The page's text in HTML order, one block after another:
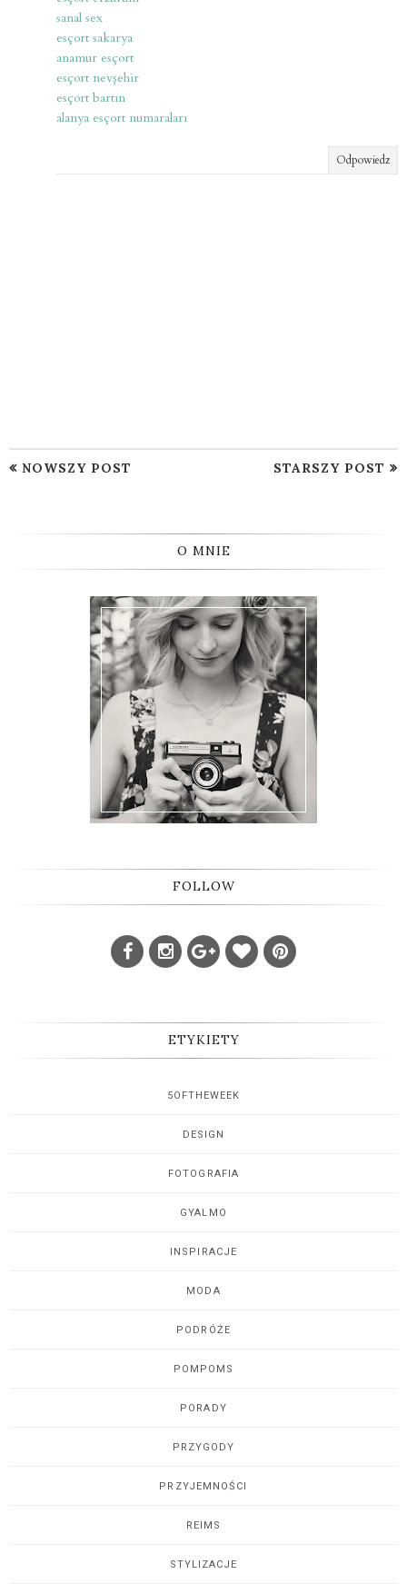
sanal sex
esçort sakarya
anamur esçort
esçort nevşehir
esçort bartın
alanya esçort numaraları
Odpowiedz
NOWSZY POST STARSZY POST
O MNIE
FOLLOW
ETYKIETY
5OFTHEWEEK
DESIGN
FOTOGRAFIA
GYALMO
INSPIRACJE
MODA
PODRÓŻE
POMPOMS
PORADY
PRZYGODY
PRZYJEMNOŚCI
REIMS
STYLIZACJE